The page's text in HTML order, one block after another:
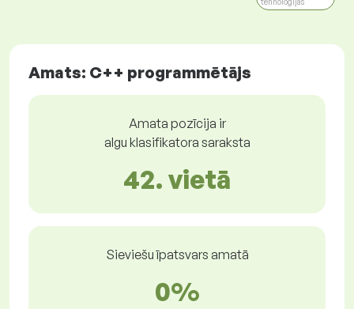
Amats: C++ programmētājs
Amata pozīcija ir
algu klasifikatora saraksta
42. vietā
Sieviešu īpatsvars amatā
0%